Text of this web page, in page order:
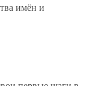
имён и